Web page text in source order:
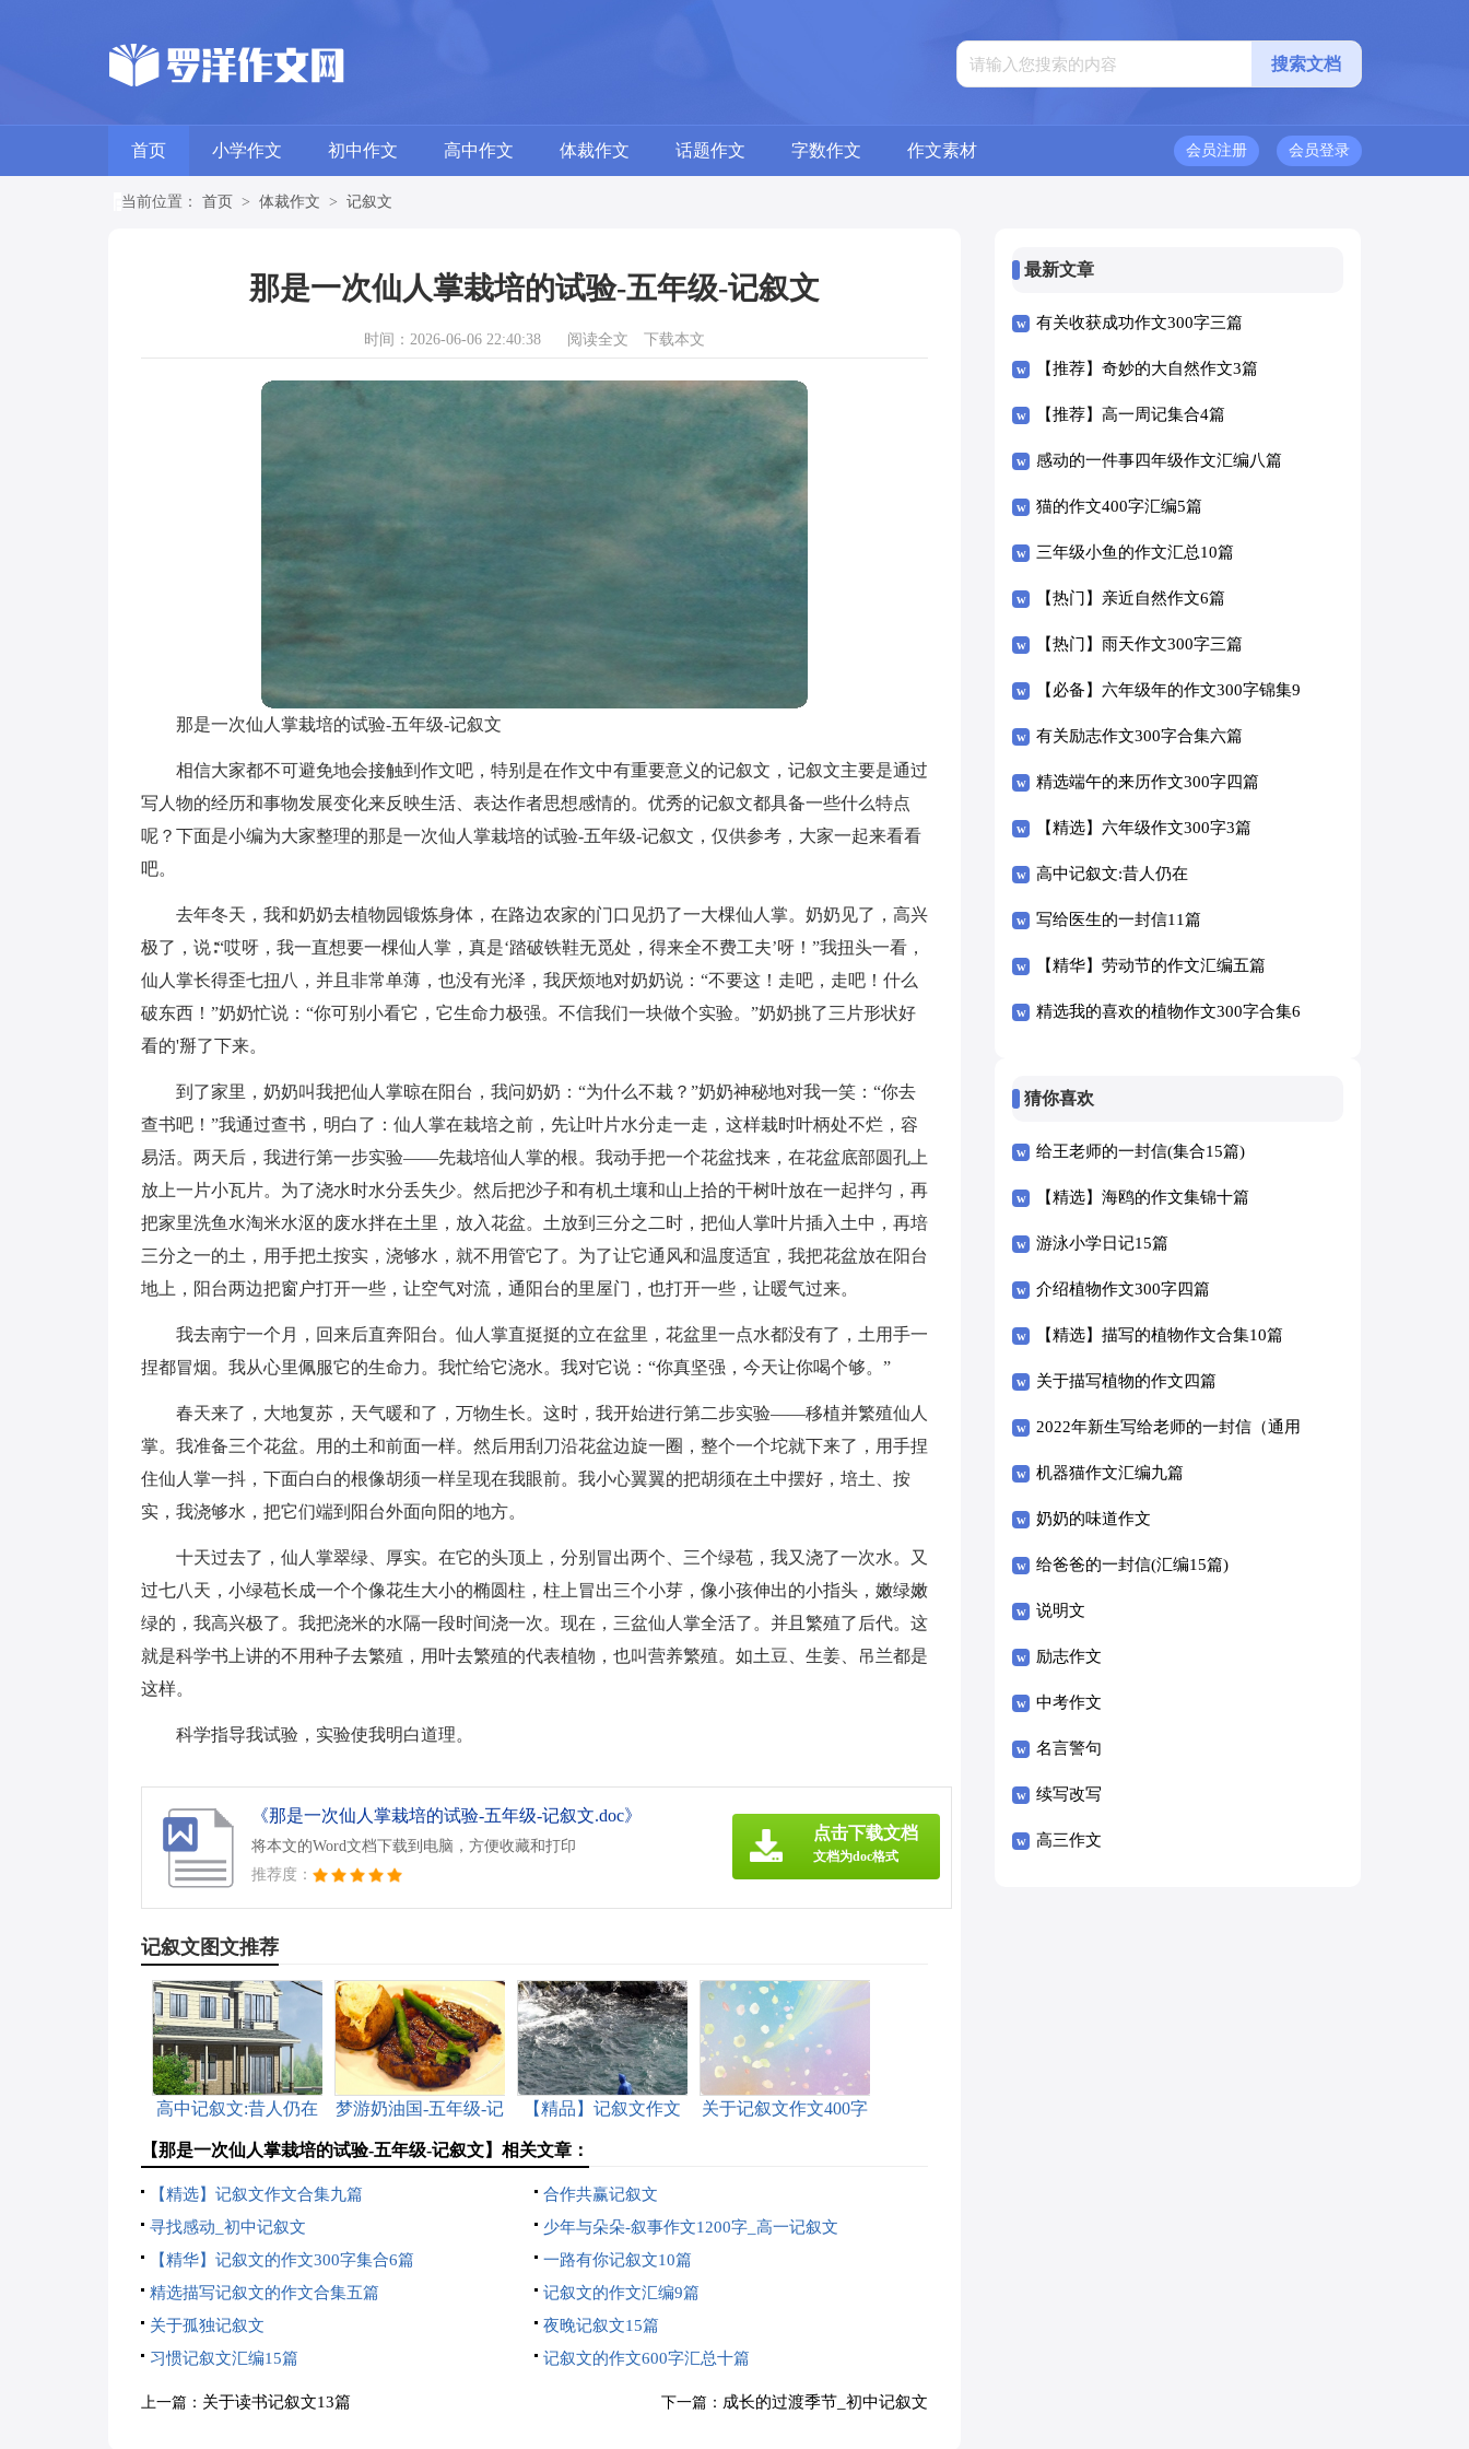
首页 小学作文 初中作文 高中作文 体裁作文 话题作文 字数作文 作文素材 会员登录
会员注册
当前位置： 首页 > 体裁作文 > 记叙文
那是一次仙人掌栽培的试验-五年级-记叙文
时间：2026-06-06 22:40:38 阅读全文 下载本文
那是一次仙人掌栽培的试验-五年级-记叙文
相信大家都不可避免地会接触到作文吧，特别是在作文中有重要意义的记叙文，记叙文主要是通过
写人物的经历和事物发展变化来反映生活、表达作者思想感情的。优秀的记叙文都具备一些什么特点
呢？下面是小编为大家整理的那是一次仙人掌栽培的试验-五年级-记叙文，仅供参考，大家一起来看看
吧。
去年冬天，我和奶奶去植物园锻炼身体，在路边农家的门口见扔了一大棵仙人掌。奶奶见了，高兴
极了，说∶“哎呀，我一直想要一棵仙人掌，真是‘踏破铁鞋无觅处，得来全不费工夫’呀！”我扭头一看，
仙人掌长得歪七扭八，并且非常单薄，也没有光泽，我厌烦地对奶奶说：“不要这！走吧，走吧！什么
破东西！”奶奶忙说：“你可别小看它，它生命力极强。不信我们一块做个实验。”奶奶挑了三片形状好
看的'掰了下来。
到了家里，奶奶叫我把仙人掌晾在阳台，我问奶奶：“为什么不栽？”奶奶神秘地对我一笑：“你去
查书吧！”我通过查书，明白了：仙人掌在栽培之前，先让叶片水分走一走，这样栽时叶柄处不烂，容
易活。两天后，我进行第一步实验——先栽培仙人掌的根。我动手把一个花盆找来，在花盆底部圆孔上
放上一片小瓦片。为了浇水时水分丢失少。然后把沙子和有机土壤和山上拾的干树叶放在一起拌匀，再
把家里洗鱼水淘米水沤的废水拌在土里，放入花盆。土放到三分之二时，把仙人掌叶片插入土中，再培
三分之一的土，用手把土按实，浇够水，就不用管它了。为了让它通风和温度适宜，我把花盆放在阳台
地上，阳台两边把窗户打开一些，让空气对流，通阳台的里屋门，也打开一些，让暖气过来。
我去南宁一个月，回来后直奔阳台。仙人掌直挺挺的立在盆里，花盆里一点水都没有了，土用手一
捏都冒烟。我从心里佩服它的生命力。我忙给它浇水。我对它说：“你真坚强，今天让你喝个够。”
春天来了，大地复苏，天气暖和了，万物生长。这时，我开始进行第二步实验——移植并繁殖仙人
掌。我准备三个花盆。用的土和前面一样。然后用刮刀沿花盆边旋一圈，整个一个坨就下来了，用手捏
住仙人掌一抖，下面白白的根像胡须一样呈现在我眼前。我小心翼翼的把胡须在土中摆好，培土、按
实，我浇够水，把它们端到阳台外面向阳的地方。
十天过去了，仙人掌翠绿、厚实。在它的头顶上，分别冒出两个、三个绿苞，我又浇了一次水。又
过七八天，小绿苞长成一个个像花生大小的椭圆柱，柱上冒出三个小芽，像小孩伸出的小指头，嫩绿嫩
绿的，我高兴极了。我把浇米的水隔一段时间浇一次。现在，三盆仙人掌全活了。并且繁殖了后代。这
就是科学书上讲的不用种子去繁殖，用叶去繁殖的代表植物，也叫营养繁殖。如土豆、生姜、吊兰都是
这样。
科学指导我试验，实验使我明白道理。
《那是一次仙人掌栽培的试验-五年级-记叙文.doc》
将本文的Word文档下载到电脑，方便收藏和打印
推荐度：
点击下载文档
文档为doc格式
记叙文图文推荐
高中记叙文:昔人仍在
梦游奶油国-五年级-记
【精品】记叙文作文
关于记叙文作文400字
【那是一次仙人掌栽培的试验-五年级-记叙文】相关文章：
【精选】记叙文作文合集九篇
合作共赢记叙文
寻找感动_初中记叙文
少年与朵朵-叙事作文1200字_高一记叙文
【精华】记叙文的作文300字集合6篇
一路有你记叙文10篇
精选描写记叙文的作文合集五篇
记叙文的作文汇编9篇
关于孤独记叙文
夜晚记叙文15篇
习惯记叙文汇编15篇
记叙文的作文600字汇总十篇
上一篇： 关于读书记叙文13篇 下一篇： 成长的过渡季节_初中记叙文
最新文章
有关收获成功作文300字三篇
【推荐】奇妙的大自然作文3篇
【推荐】高一周记集合4篇
感动的一件事四年级作文汇编八篇
猫的作文400字汇编5篇
三年级小鱼的作文汇总10篇
【热门】亲近自然作文6篇
【热门】雨天作文300字三篇
【必备】六年级年的作文300字锦集9
篇
有关励志作文300字合集六篇
精选端午的来历作文300字四篇
【精选】六年级作文300字3篇
高中记叙文:昔人仍在
写给医生的一封信11篇
【精华】劳动节的作文汇编五篇
精选我的喜欢的植物作文300字合集6
猜你喜欢
给王老师的一封信(集合15篇)
【精选】海鸥的作文集锦十篇
游泳小学日记15篇
介绍植物作文300字四篇
【精选】描写的植物作文合集10篇
关于描写植物的作文四篇
2022年新生写给老师的一封信（通用
8篇）
机器猫作文汇编九篇
奶奶的味道作文
给爸爸的一封信(汇编15篇)
说明文
励志作文
中考作文
名言警句
续写改写
高三作文